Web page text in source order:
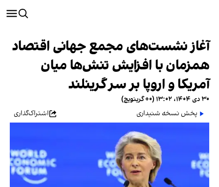
آغاز نشست‌های مجمع جهانی اقتصاد
همزمان با افزایش تنش‌ها میان
آمریکا و اروپا بر سر گرینلند
۳۰ دی ۱۴۰۴، ۱۳:۰۲ (‎+۰ گرینویچ)
پخش نسخه شنیداری
اشتراک‌گذاری